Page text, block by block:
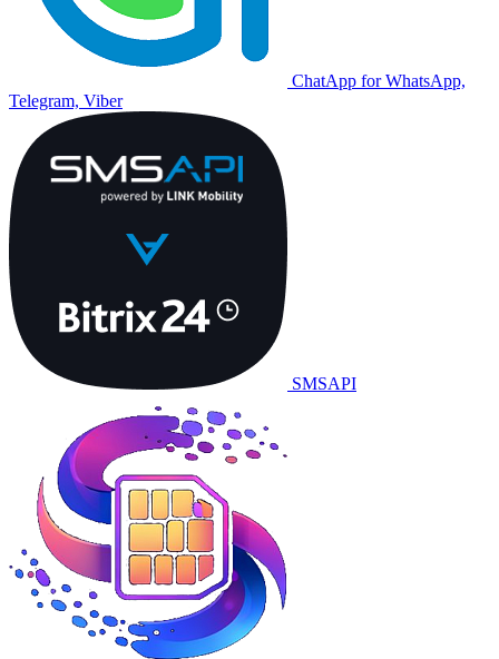
ChatApp for WhatsApp,
Telegram, Viber
SMSAPI